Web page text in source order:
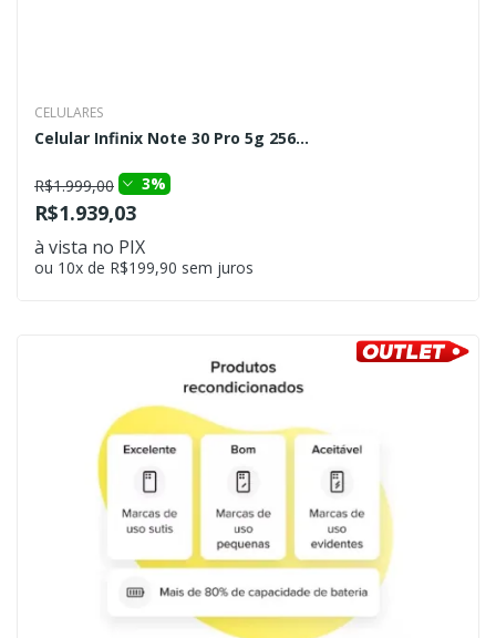
CELULARES
Celular Infinix Note 30 Pro 5g 256...
R$1.999,00 3%
R$1.939,03
à vista no PIX
ou 10x de R$199,90 sem juros